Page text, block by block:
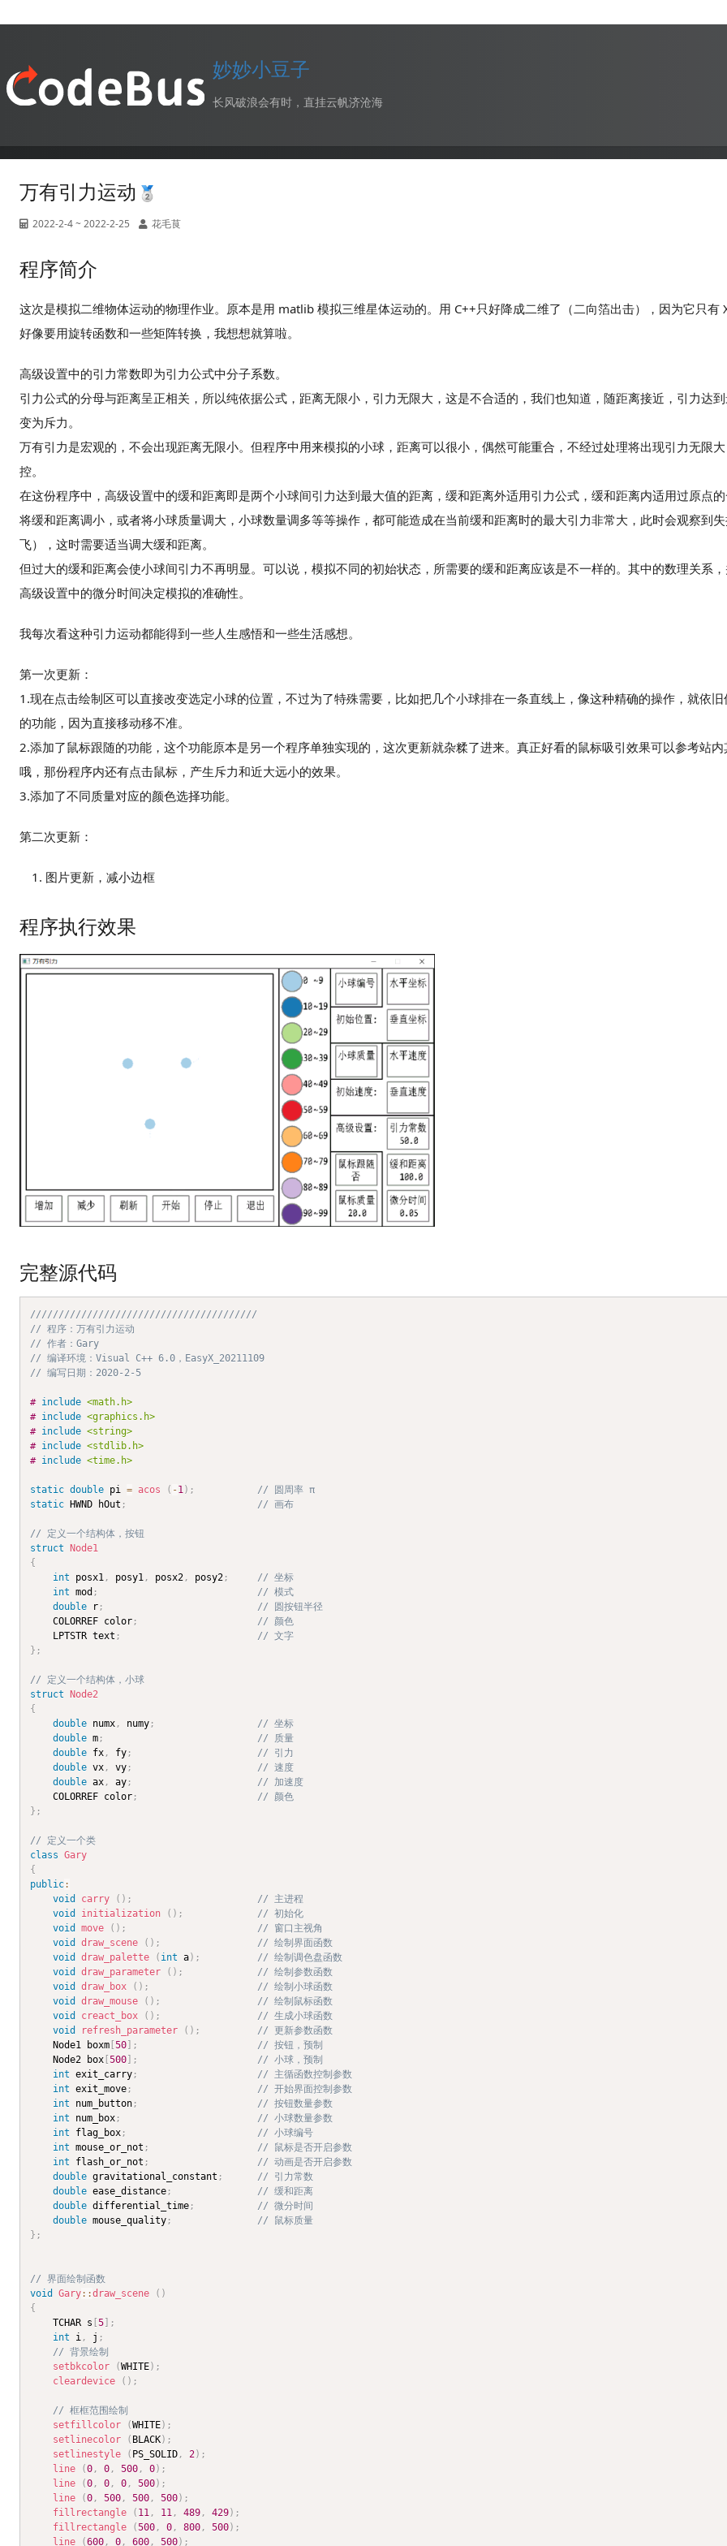
妙妙小豆子
长风破浪会有时，直挂云帆济沧海
万有引力运动
2022-2-4 ~ 2022-2-25 花毛茛
程序简介
这次是模拟二维物体运动的物理作业。原本是用 matlib 模拟三维星体运动的。用 C++只好降成二维了（二向箔出击），因为它只有
好像要用旋转函数和一些矩阵转换，我想想就算啦。
高级设置中的引力常数即为引力公式中分子系数。
引力公式的分母与距离呈正相关，所以纯依据公式，距离无限小，引力无限大，这是不合适的，我们也知道，随距离接近，引力达
变为斥力。
万有引力是宏观的，不会出现距离无限小。但程序中用来模拟的小球，距离可以很小，偶然可能重合，不经过处理将出现引力无限
控。
在这份程序中，高级设置中的缓和距离即是两个小球间引力达到最大值的距离，缓和距离外适用引力公式，缓和距离内适用过原点
将缓和距离调小，或者将小球质量调大，小球数量调多等等操作，都可能造成在当前缓和距离时的最大引力非常大，此时会观察到
飞），这时需要适当调大缓和距离。
但过大的缓和距离会使小球间引力不再明显。可以说，模拟不同的初始状态，所需要的缓和距离应该是不一样的。其中的数理关系
高级设置中的微分时间决定模拟的准确性。
我每次看这种引力运动都能得到一些人生感悟和一些生活感想。
第一次更新：
1.现在点击绘制区可以直接改变选定小球的位置，不过为了特殊需要，比如把几个小球排在一条直线上，像这种精确的操作，就依
的功能，因为直接移动移不准。
2.添加了鼠标跟随的功能，这个功能原本是另一个程序单独实现的，这次更新就杂糅了进来。真正好看的鼠标吸引效果可以参考站
哦，那份程序内还有点击鼠标，产生斥力和近大远小的效果。
3.添加了不同质量对应的颜色选择功能。
第二次更新：
图片更新，减小边框
程序执行效果
完整源代码
////////////////////////////////////////
// 程序：万有引力运动
// 作者：Gary
// 编译环境：Visual C++ 6.0，EasyX_20211109
// 编写日期：2020-2-5
# include <math.h>
# include <graphics.h>
# include <string>
# include <stdlib.h>
# include <time.h>
static double pi = acos ( -1) ;
// 圆周率 π
static HWND hOut ; // 画布
// 定义一个结构体，按钮
struct Node1
{
int posx1 , posy1 , posx2 , posy2 ;
// 坐标
int mod ;
// 模式
double r ;
// 圆按钮半径
	COLORREF color
;
// 颜色
	LPTSTR text
;
// 文字
} ;
// 定义一个结构体，小球
struct Node2
{
double numx , numy ;
// 坐标
double m ;
// 质量
double fx , fy ;
// 引力
double vx , vy ;
// 速度
double ax , ay ;
// 加速度
	COLORREF color
;
// 颜色
} ;
// 定义一个类
class Gary
{
public:
void
carry ( ) ;
// 主进程
void
initialization ( ) ;
// 初始化
void
move ( ) ;
// 窗口主视角
void
draw_scene ( ) ;
// 绘制界面函数
void
draw_palette ( int a) ;
// 绘制调色盘函数
void
draw_parameter ( ) ;
// 绘制参数函数
void
draw_box ( ) ;
// 绘制小球函数
void
draw_mouse ( ) ;
// 绘制鼠标函数
void
creact_box ( ) ;
// 生成小球函数
void
refresh_parameter ( ) ;
// 更新参数函数
	Node1 boxm
[50] ;
// 按钮，预制
	Node2 box
[500] ;
// 小球，预制
int exit_carry ;
// 主循函数控制参数
int exit_move ;
// 开始界面控制参数
int num_button ;
// 按钮数量参数
int num_box ;
// 小球数量参数
int flag_box ;
// 小球编号
int mouse_or_not ;
// 鼠标是否开启参数
int flash_or_not ;
// 动画是否开启参数
double gravitational_constant ;
// 引力常数
double ease_distance ;
// 缓和距离
double differential_time ;
// 微分时间
double mouse_quality ;
// 鼠标质量
} ;
// 界面绘制函数
void
Gary::draw_scene ( )
{
	TCHAR s
[5] ;
int i , j ;
// 背景绘制
setbkcolor
(WHITE) ;
cleardevice
( ) ;
// 框框范围绘制
setfillcolor
(WHITE) ;
setlinecolor
( BLACK) ;
setlinestyle
( PS_SOLID , 2) ;
line
(0 , 0 , 500 , 0) ;
line
(0 , 0 , 0 , 500) ;
line
(0 , 500 , 500 , 500) ;
fillrectangle
( 11 , 11 , 489 , 429) ;
fillrectangle
(500 , 0 , 800 , 500) ;
line
(600 , 0 , 600 , 500) ;